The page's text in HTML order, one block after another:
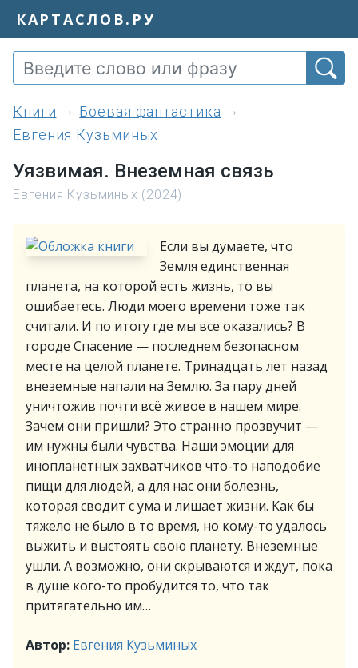
КАРТАСЛОВ.РУ
книги
Боевая фантастика
Евгения Кузьминых
Уязвимая. Внеземная связь
Евгения Кузьминых (2024)
Если вы думаете, что
Земля единственная
планета, на которой есть жизнь, то вы
ошибаетесь. Люди моего времени тоже так
считали. И по итогу где мы все оказались? В
городе Спасение — последнем безопасном
месте на целой планете. Тринадцать лет назад
внеземные напали на Землю. За пару дней
уничтожив почти всё живое в нашем мире.
Зачем они пришли? Это странно прозвучит —
им нужны были чувства. Наши эмоции для
инопланетных захватчиков что-то наподобие
пищи для людей, а для нас они болезнь,
которая сводит с ума и лишает жизни. Как бы
тяжело не было в то время, но кому-то удалось
выжить и выстоять свою планету. Внеземные
ушли. А возможно, они скрываются и ждут, пока
в душе кого-то пробудится то, что так
притягательно им…
Автор: Евгения Кузьминых